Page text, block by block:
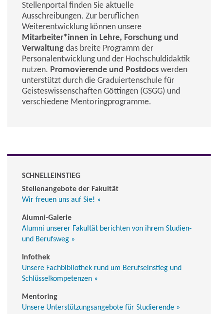
Stellenportal finden Sie aktuelle
Ausschreibungen. Zur beruflichen
Weiterentwicklung können unsere
Mitarbeiter*innen in Lehre, Forschung und
Verwaltung das breite Programm der
Personalentwicklung und der Hochschuldidaktik
nutzen. Promovierende und Postdocs werden
unterstützt durch die Graduiertenschule für
Geisteswissenschaften Göttingen (GSGG) und
verschiedene Mentoringprogramme.
SCHNELLEINSTIEG
Stellenangebote der Fakultät
Wir freuen uns auf Sie! »
Alumni-Galerie
Alumni unserer Fakultät berichten von ihrem Studien-
und Berufsweg »
Infothek
Unsere Fachbibliothek rund um Berufseinstieg und
Schlüsselkompetenzen »
Mentoring
Unsere Unterstützungsangebote für Studierende »